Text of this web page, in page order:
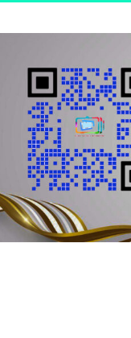
independiente, con